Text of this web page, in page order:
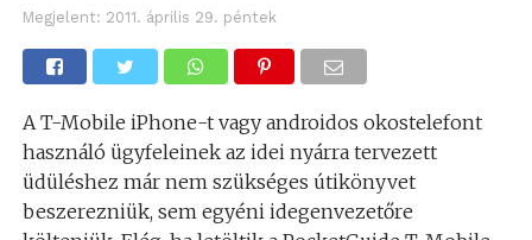
Megjelent: 2011. április 29. péntek
A T-Mobile iPhone-t vagy androidos okostelefont
használó ügyfeleinek az idei nyárra tervezett
üdüléshez már nem szükséges útikönyvet
beszerezniük, sem egyéni idegenvezetőre